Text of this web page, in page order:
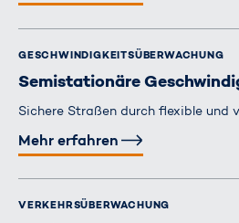
GESCHWINDIGKEITS­ÜBERWACHUNG
Semistationäre
Sichere Straßen durch flexible und
Mehr erfahren
VERKEHRS­ÜBERWACHUNG